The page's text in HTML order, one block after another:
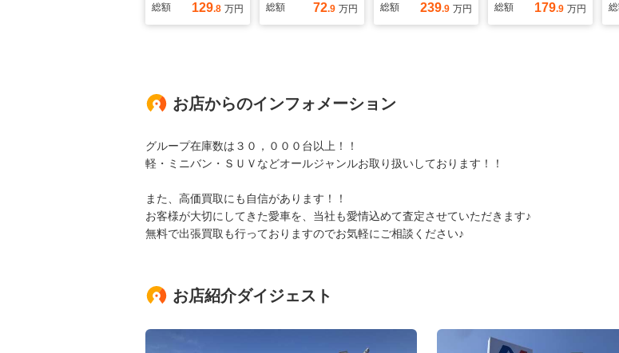
総額
129.8 万円
総額
72.9 万円
総額
239.9 万円
総額
179.9 万円
お店からのインフォメーション
グループ在庫数は３０，０００台以上！！
軽・ミニバン・ＳＵＶなどオールジャンルお取り扱いしております！！
また、高価買取にも自信があります！！
お客様が大切にしてきた愛車を、当社も愛情込めて査定させていただきます♪
無料で出張買取も行っておりますのでお気軽にご相談ください♪
お店紹介ダイジェスト